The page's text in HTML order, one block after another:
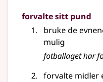
forvalte sitt pund
bruke de
mulig
fotballaget har
forvalte midler